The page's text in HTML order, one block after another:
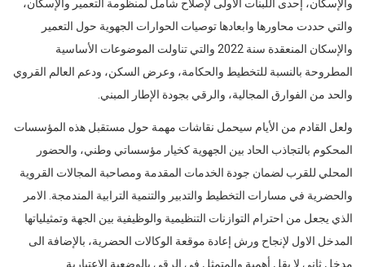
والإسكان، إحدى اللبنات الأولى لإصلاح شامل لمنظومة التعمير والإسكان،
والتي حددت محاورها وابعادها توصيات الحوارات الجهوية حول التعمير
والإسكان المنعقدة سنة 2022 والتي تناولت الموضوعات الأساسية
المطروحة بالنسبة للتخطيط والحكامة، وعرض السكن، ودعم العالم القروي
والحد من الفوارق المجالية، والرقي بجودة الإطار المبني.
ولعل القادم من الأيام سيحمل نقاشات مهمة حول مستقبل هذه المؤسسات
المحكوم بالتجاذب الحاد بين الجهوية كخيار مؤسساتي وطني، والحضور
المحلي للقرب لضمان جودة الخدمات المقدمة ومصاحبة المجالات القروية
والحضرية في مسارات التخطيط والتدبير والتنمية الترابية المندمجة. الامر
الذي يجعل من احترام التوازنات التنظيمية والوظيفية بين الجهة وتمثيلياتها
المدخل الاول لإنجاح ورش إعادة موقعة الوكالات الحضرية، بالإضافة الى
مدخل ثاني لا يقل أهمية والمتمثل في الرقي بالوضعية الاعتبارية